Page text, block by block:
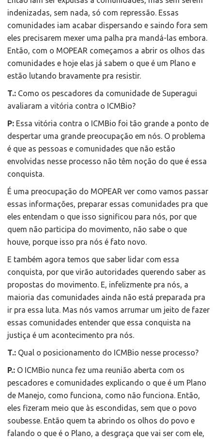
indenizadas, sem nada, só com repressão. Essas
comunidades iam acabar dispersando e saindo fora sem
eles precisarem mexer uma palha pra mandá-las embora.
Então, com o MOPEAR começamos a abrir os olhos das
comunidades e hoje elas já sabem o que é um Plano e
estão lutando bravamente pra resistir.
T.: Como os pescadores da comunidade de Superagui
avaliaram a vitória contra o ICMBio?
P: Essa vitória contra o ICMBio foi tão grande a ponto de
despertar uma grande preocupação em nós. O problema
é que as pessoas e comunidades que não estão
envolvidas nesse processo não têm noção do que é essa
conquista.
É uma preocupação do MOPEAR ver como vamos passar
essas informações, preparar essas comunidades pra que
eles entendam o que isso significou para nós, por que
quem não participa do movimento, não sabe o que
houve, porque isso pra nós é fato novo.
E também agora temos que saber lidar com essa
conquista, por que virão autoridades querendo saber as
propostas do movimento. E, infelizmente pra nós, a
maioria das comunidades ainda não está preparada pra
ir pra essa luta. Mas nós vamos arrumar um jeito de fazer
essas comunidades entender que essa conquista na
justiça é um acontecimento pra nós.
T.: Qual o posicionamento do ICMBio nesse processo?
P.: O ICMBio nunca fez uma reunião aberta com os
pescadores e comunidades explicando o que é um Plano
de Manejo, como funciona, como não funciona. Então,
eles fizeram meio que às escondidas, sem que o povo
soubesse. Então quem ta abrindo os olhos do povo e
falando o que é o Plano, a desgraça que vai ser com ele,